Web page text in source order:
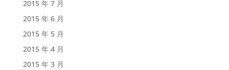
2015 年 7 月
2015 年 6 月
2015 年 5 月
2015 年 4 月
2015 年 3 月